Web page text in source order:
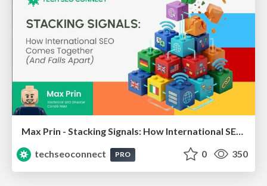
Max Prin - Stacking Signals: How International SEO Comes Together (And Falls Apart)
techseoconnect
PRO 0 350